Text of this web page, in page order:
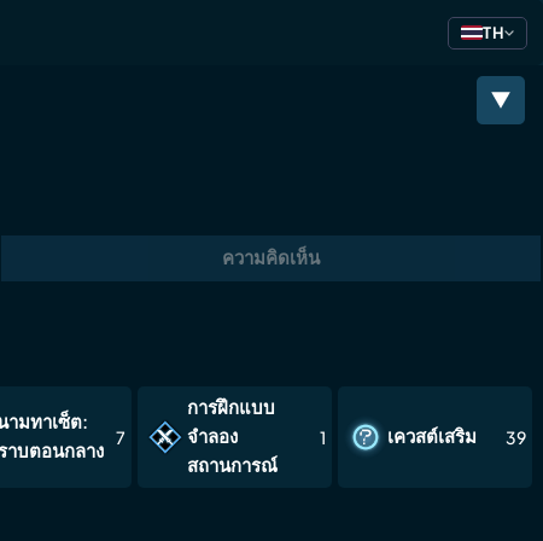
TH
ความคิดเห็น
ามทาเซ็ต:
าบตอนกลาง
7
การฝึกแบบ
จำลอง
สถานการณ์
1 เควสต์เสริม 39